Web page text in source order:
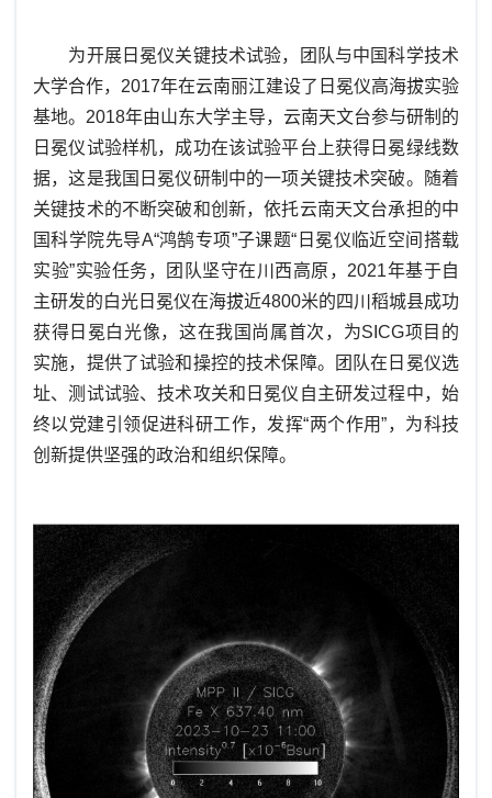
为开展日冕仪关键技术试验，团队与中国科学技术
大学合作， 2017年在云南丽江建设了日冕仪高海拔实验
基地。2018年由山东大学主导，云南天文台参与研制的
日冕仪试验样机，成功在该试验平台上获得日冕绿线数
据，这是我国日冕仪研制中的一项关键技术突破。随着
关键技术的不断突破和创新，依托云南天文台承担的中
国科学院先导A“鸿鹄专项”子课题“日冕仪临近空间搭载
实验”实验任务，团队坚守在川西高原，2021年基于自
主研发的白光日冕仪在海拔近4800米的四川稻城县成功
获得日冕白光像，这在我国尚属首次，为SICG项目的
实施，提供了试验和操控的技术保障。团队在 日冕仪选
址、测试试验、技术攻关和日冕仪自主研发过程中，始
终以党建引领促进科研工作，发挥“两个作用”，为科技
创新提供坚强的政治和组织保障。